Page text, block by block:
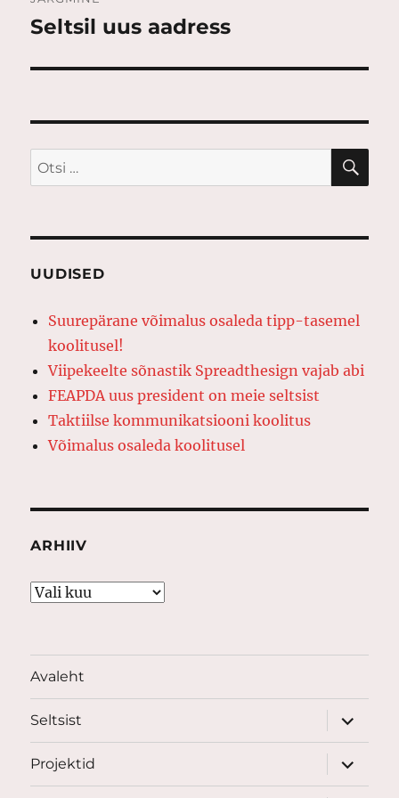
Järgmine
Seltsil uus aadress
Otsi:
UUDISED
Suurepärane võimalus osaleda tipp-tasemel
koolitusel!
Viipekeelte sõnastik Spreadthesign vajab abi
FEAPDA uus president on meie seltsist
Taktiilse kommunikatsiooni koolitus
Võimalus osaleda koolitusel
ARHIIV
Arhiiv
Avaleht
Seltsist
laienda
Projektid
laienda